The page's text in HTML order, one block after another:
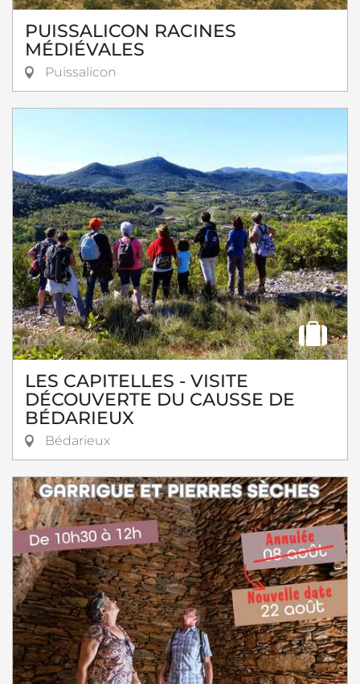
PUISSALICON RACINES
MÉDIÉVALES
Puissalicon
LES CAPITELLES - VISITE
DÉCOUVERTE DU CAUSSE DE
BÉDARIEUX
Bédarieux